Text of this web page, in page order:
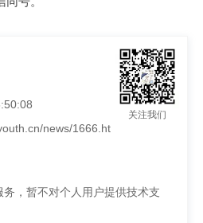
关注我们
news/1666.ht
，暂不对个人用户提供技术支